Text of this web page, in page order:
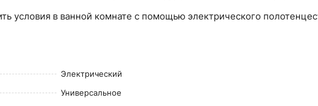
условия в ванной комнате с помощью электрического
Электрический
Универсальное